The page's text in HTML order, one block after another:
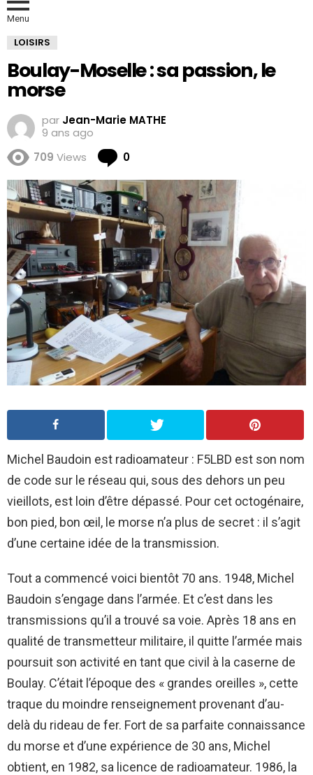
Menu
LOISIRS
Boulay-Moselle : sa passion, le
morse
par Jean-Marie MATHE
9 ans ago
709 Views 0
Michel Baudoin est radioamateur : F5LBD est son nom
de code sur le réseau qui, sous des dehors un peu
vieillots, est loin d’être dépassé. Pour cet octogénaire,
bon pied, bon œil, le morse n’a plus de secret : il s’agit
d’une certaine idée de la transmission.
Tout a commencé voici bientôt 70 ans. 1948, Michel
Baudoin s’engage dans l’armée. Et c’est dans les
transmissions qu’il a trouvé sa voie. Après 18 ans en
qualité de transmetteur militaire, il quitte l’armée mais
poursuit son activité en tant que civil à la caserne de
Boulay. C’était l’époque des « grandes oreilles », cette
traque du moindre renseignement provenant d’au-
delà du rideau de fer. Fort de sa parfaite connaissance
du morse et d’une expérience de 30 ans, Michel
obtient, en 1982, sa licence de radioamateur. 1986, la